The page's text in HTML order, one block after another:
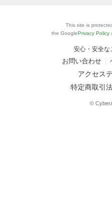
This site is
the GooglePrivacy Policy
安心・安全な
お問い合わせ
アクセス
特定商取引
©